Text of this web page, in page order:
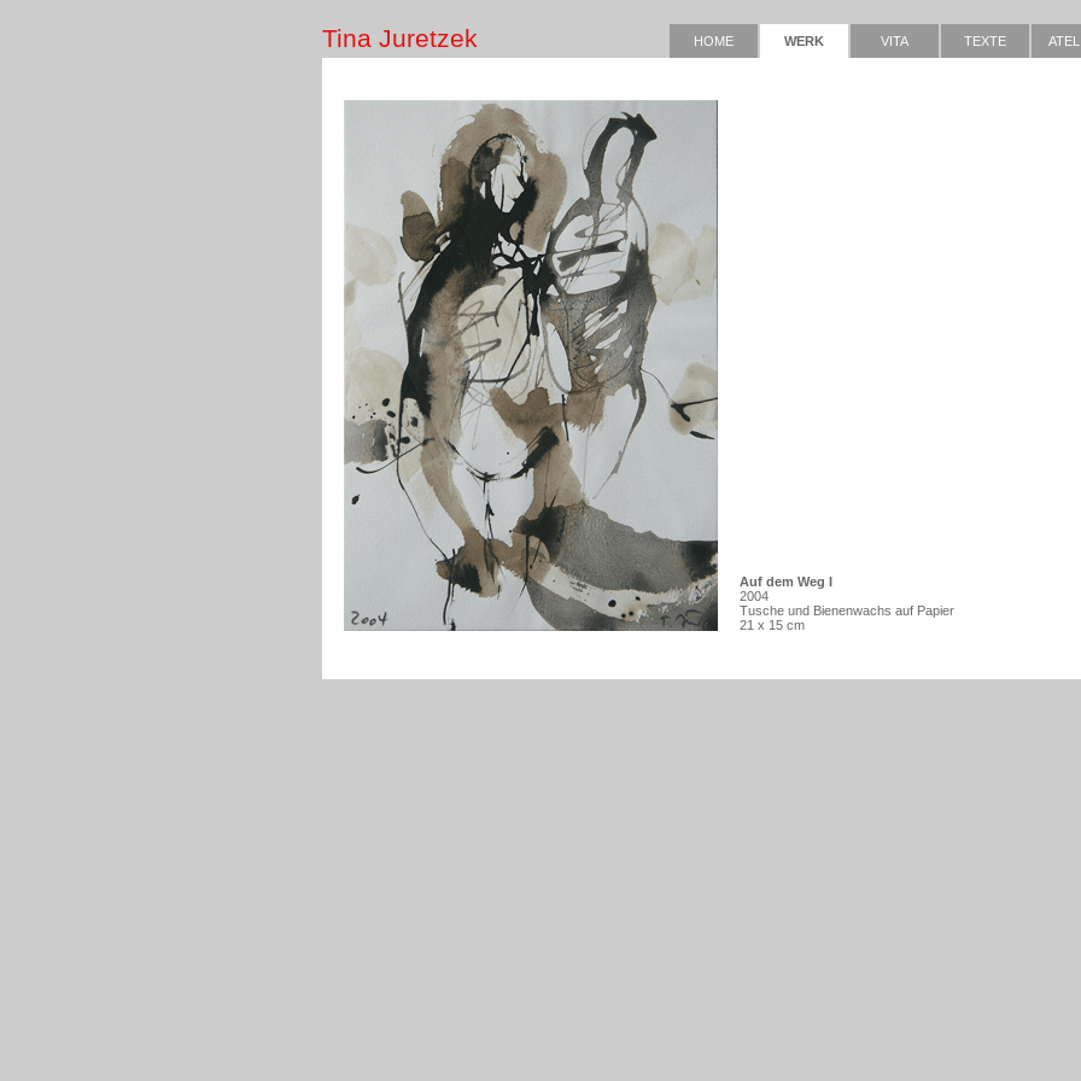
Tina Juretzek TEXTE
VITA
WERK
HOME
Auf dem Weg I
2004
Tusche und Bienenwachs auf Papier
21 x 15 cm